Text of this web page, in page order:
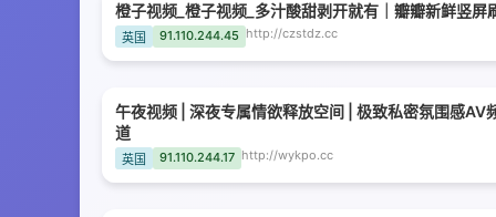
橙子视频_橙子视频_多汁酸甜剥开就有｜瓣瓣新鲜竖屏
英国 91.110.244.45 http://czstdz.cc
午夜视频 | 深夜专属情欲释放空间 | 极致私密氛围感AV
道
英国 91.110.244.17 http://wykpo.cc